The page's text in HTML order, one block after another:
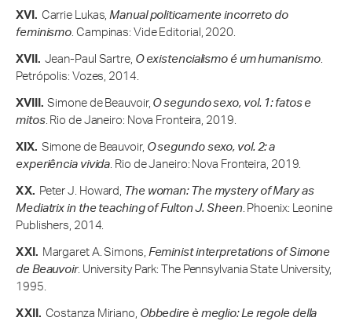
Carrie Lukas,Manual politicamente incorreto do
feminismo. Campinas: Vide Editorial, 2020.
Jean-Paul Sartre, O existencialismo é um humanismo.
Petrópolis: Vozes, 2014.
Simone de Beauvoir, O segundo sexo, vol. 1: fatos e
mitos. Rio de Janeiro: Nova Fronteira, 2019.
Simone de Beauvoir, O segundo sexo, vol. 2: a
experiência vivida. Rio de Janeiro: Nova Fronteira, 2019.
Peter J. Howard, The woman: The mystery of Mary as
Mediatrix in the teaching of Fulton J. Sheen. Phoenix: Leonine
Publishers, 2014.
Margaret A. Simons, Feminist interpretations of Simone
de Beauvoir. University Park: The Pennsylvania State University,
1995.
Costanza Miriano, Obbedire è meglio: Le regole della